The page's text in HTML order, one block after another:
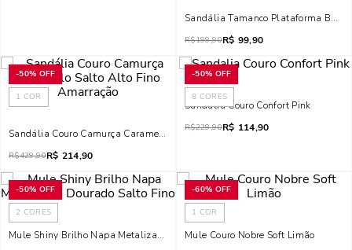
Sandália Tamanco Plataforma
R$199,90R$ 99,90
-50% OFF
1 COR
Sandália Couro Camurça Caramelo Salto Alto Fino Amarração
R$429,90R$ 214,90
-50% OFF
8 CORES
Sandalia Couro Confort Pink
R$229,90R$ 114,90
-50% OFF
2 CORES
Mule Shiny Brilho Napa Metalizado Dourado Salto Fino
-60% OFF
1 COR
Mule Couro Nobre Soft Limão